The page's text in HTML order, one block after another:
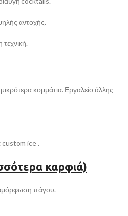
αντοχής.
κομμάτια. Εργαλείο άλλης
custom ice .
καρφιά)
πάγου.